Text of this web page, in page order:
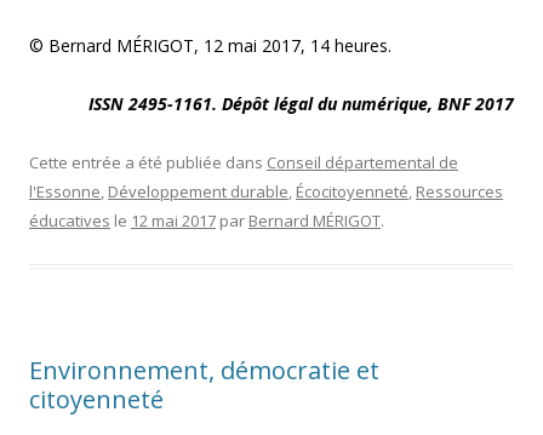
© Bernard MÉRIGOT, 12 mai 2017, 14 heures.
ISSN 2495-1161. Dépôt légal du numérique, BNF 2017
Cette entrée a été publiée dans Conseil départemental de
l'Essonne, Développement durable, Écocitoyenneté, Ressources
éducatives le 12 mai 2017 par Bernard MÉRIGOT.
Environnement, démocratie et
citoyenneté